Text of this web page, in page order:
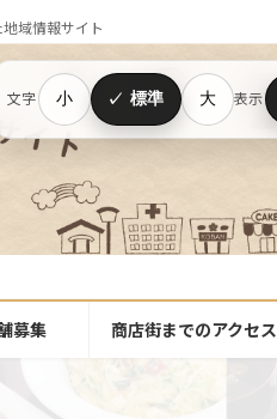
域情報サイト
募集 商店街までのアクセス
文字 小 標準 大 表示